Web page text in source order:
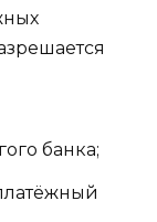
банка;